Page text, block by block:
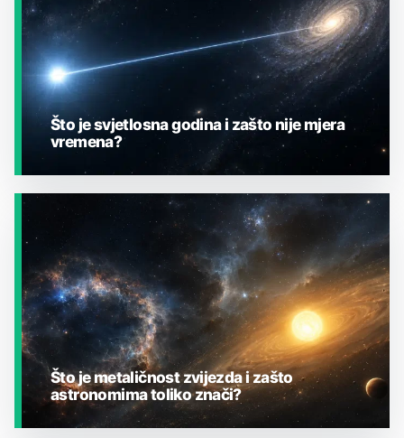
JESTE LI ZNALI?
Što je svjetlosna godina i zašto nije mjera
vremena?
Što je metaličnost zvijezda i zašto
astronomima toliko znači?